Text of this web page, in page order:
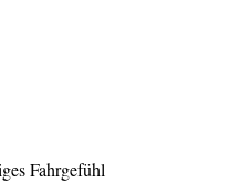
Fahrgefühl